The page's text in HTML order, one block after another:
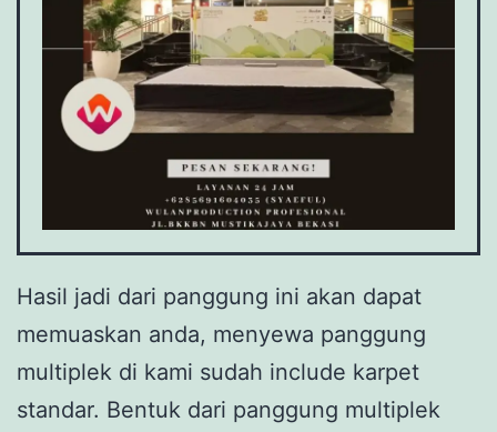
Hasil jadi dari panggung ini akan dapat
memuaskan anda, menyewa panggung
multiplek di kami sudah include karpet
standar. Bentuk dari panggung multiplek